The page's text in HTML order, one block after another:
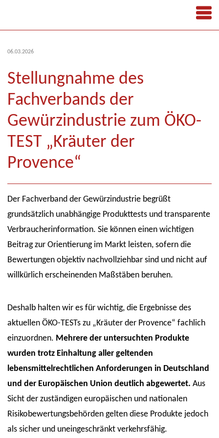
06.03.2026
Stellungnahme des
Fachverbands der
Gewürzindustrie zum ÖKO-
TEST „Kräuter der
Provence“
Der Fachverband der Gewürzindustrie begrüßt
grundsätzlich unabhängige Produkttests und transparente
Verbraucherinformation. Sie können einen wichtigen
Beitrag zur Orientierung im Markt leisten, sofern die
Bewertungen objektiv nachvollziehbar sind und nicht auf
willkürlich erscheinenden Maßstäben beruhen.
Deshalb halten wir es für wichtig, die Ergebnisse des
aktuellen ÖKO-TESTs zu „Kräuter der Provence“ fachlich
einzuordnen. Mehrere der untersuchten Produkte
wurden trotz Einhaltung aller geltenden
lebensmittelrechtlichen Anforderungen in Deutschland
und der Europäischen Union deutlich abgewertet. Aus
Sicht der zuständigen europäischen und nationalen
Risikobewertungsbehörden gelten diese Produkte jedoch
als sicher und uneingeschränkt verkehrsfähig.